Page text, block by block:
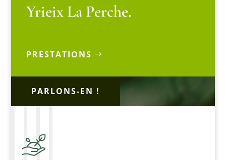
Yrieix La Perche.
PRESTATIONS
PARLONS-EN !